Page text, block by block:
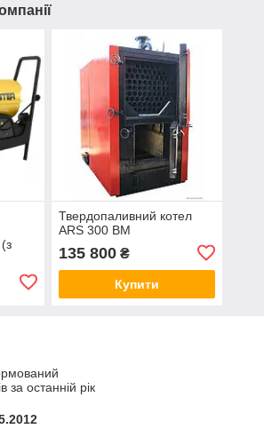
Твердопаливний котел
ARS 300 BM
135 800₴
Купити
за останній рік